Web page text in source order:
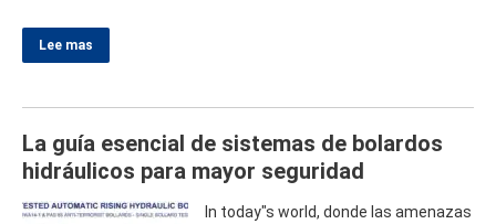
importante para la creación de redes de la industria y la
Sala 12, ZASP con orgullo…
Lee mas
La guía esencial de sistemas de bolardos
hidráulicos para mayor seguridad
In today"s world, donde las amenazas